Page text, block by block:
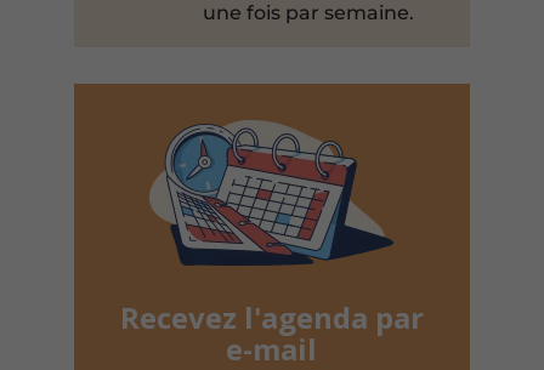
une fois par semaine.
Recevez l'agenda par
e-mail